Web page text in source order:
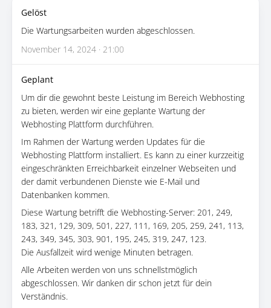
Gelöst
Die Wartungsarbeiten wurden abgeschlossen.
November 14, 2024 · 21:00
Geplant
Um dir die gewohnt beste Leistung im Bereich Webhosting
zu bieten, werden wir eine geplante Wartung der
Webhosting Plattform durchführen.
Im Rahmen der Wartung werden Updates für die
Webhosting Plattform installiert. Es kann zu einer kurzzeitig
eingeschränkten Erreichbarkeit einzelner Webseiten und
der damit verbundenen Dienste wie E-Mail und
Datenbanken kommen.
Diese Wartung betrifft die Webhosting-Server: 201, 249,
183, 321, 129, 309, 501, 227, 111, 169, 205, 259, 241, 113,
243, 349, 345, 303, 901, 195, 245, 319, 247, 123.
Die Ausfallzeit wird wenige Minuten betragen.
Alle Arbeiten werden von uns schnellstmöglich
abgeschlossen. Wir danken dir schon jetzt für dein
Verständnis.